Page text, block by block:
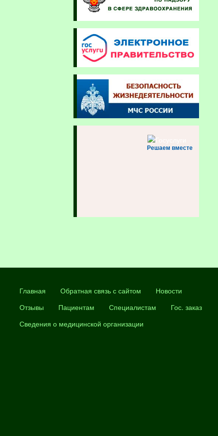
Решаем вместе
Главная Обратная связь с сайтом
Новости
Отзывы
Пациентам Специалистам
Гос. заказ
Сведения о медицинской организации